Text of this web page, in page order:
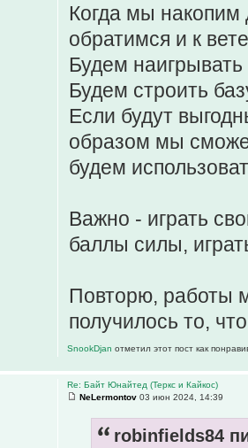
Когда мы накопим
обратимся и к
Будем
Будем строить
Если будут
образом мы
будем
Важно - играть
баллы силы,
Повторю, работы
получилось то,
SnookDjan отметил этот пост как
Re: Байт Юнайтед (Теркс и Кайкос)
NeLermontov 03 июн 2024, 14:39
robinfields84